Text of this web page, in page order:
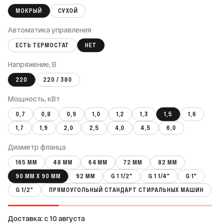
МОКРЫЙ СУХОЙ
Автоматика управления
ЕСТЬ ТЕРМОСТАТ НЕТ
Напряжение, В
220 220 / 380
Мощность, кВт
0,7 0,8 0,9 1,0 1,2 1,3 1,5
1,6
1,7
1,9 2,0 2,5 4,0 4,5 6,0
Диаметр фланца
165 ММ 48 ММ 64 ММ 72 ММ
82 ММ
90 ММ Х 90 ММ
92 ММ G 1 1/2" G 1 1/4"
G 1"
G 1/2"
ПРЯМОУГОЛЬНЫЙ СТАНДАРТ СТИРАЛЬНЫХ МАШИН
Доставка: c 10 августа